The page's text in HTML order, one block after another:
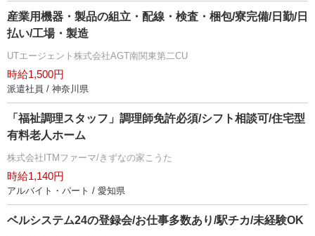
産業用機器・製品の組立・配線・検査・梱包/寮完備/日勤/日
払い/工場・製造
UTエージェント株式会社AGT南関東第二CU
時給1,500円
派遣社員 / 神奈川県
「福祉調理スタッフ」調理師免許必須/シフト相談可/住宅型
有料老人ホーム
株式会社ITMファーマ/きずなの家こうた
時給1,140円
アルバイト・パート / 愛知県
ベルシステム24の登録会/お仕事多数あり/駅チカ/未経験OK